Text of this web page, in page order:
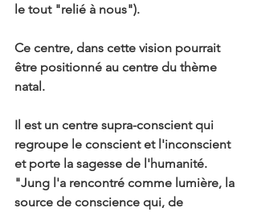
le tout "relié à nous").
Ce centre, dans cette vision pourrait
être positionné au centre du thème
natal.
Il est un centre supra-conscient qui
regroupe le conscient et l'inconscient
et porte la sagesse de l'humanité.
"Jung l'a rencontré comme lumière, la
source de conscience qui, de